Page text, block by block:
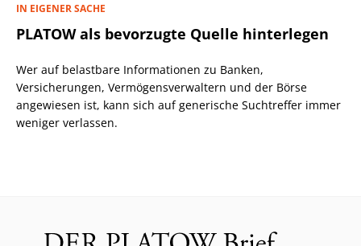
IN EIGENER SACHE
PLATOW als bevorzugte Quelle hinterlegen
Wer auf belastbare Informationen zu Banken,
Versicherungen, Vermögensverwaltern und der Börse
angewiesen ist, kann sich auf generische Suchtreffer immer
weniger verlassen.